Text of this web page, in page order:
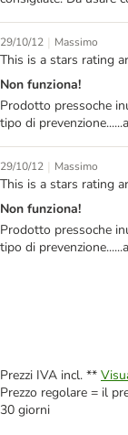
29/10/12 | Massimo
This is a stars rating
Non funziona!
Prodotto pressoche
tipo di
29/10/12 | Massimo
This is a stars rating
Non funziona!
Prodotto pressoche
tipo di
Prezzi IVA incl. **
Prezzo regolare = il
30 giorni